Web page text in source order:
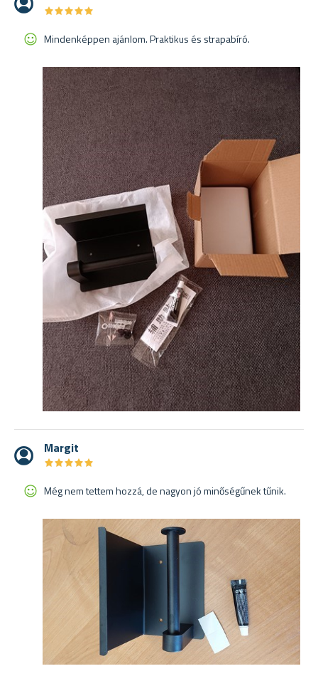
★★★★★
★★★★★
Mindenképpen ajánlom. Praktikus és strapabíró.
Margit
★★★★★
★★★★★
Még nem tettem hozzá, de nagyon jó minőségűnek tűnik.